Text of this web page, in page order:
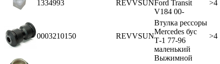
1334993 REVVSUNFord Transit
V184 00-
>4
0003210150 REVVSUN
Втулка рессоры
Mercedes бус
Т-1 77-96
маленький
>4
Выжимной